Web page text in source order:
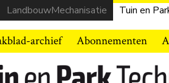
LandbouwMechanisatie Tuin en
archief Abonnementen